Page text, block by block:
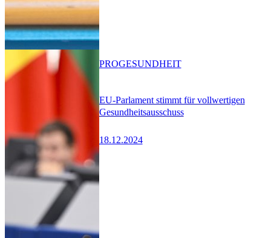
EU-Parlament stimmt für vollwertigen
Gesundheitsausschuss
18.12.2024
PROGESUNDHEIT